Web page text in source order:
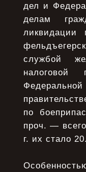
дел и
делам
ликвидации
службой
налоговой
по
проч. —
г. их стало 20.